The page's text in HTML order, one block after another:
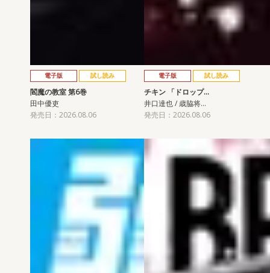
電子版 試し読み
閻魔の教室 第6巻
田中優吏
発売日：2026.08.06
電子版 試し読み
チキン 「ドロップ…
井口達也 / 歳脇将…
発売日：2026.08.06